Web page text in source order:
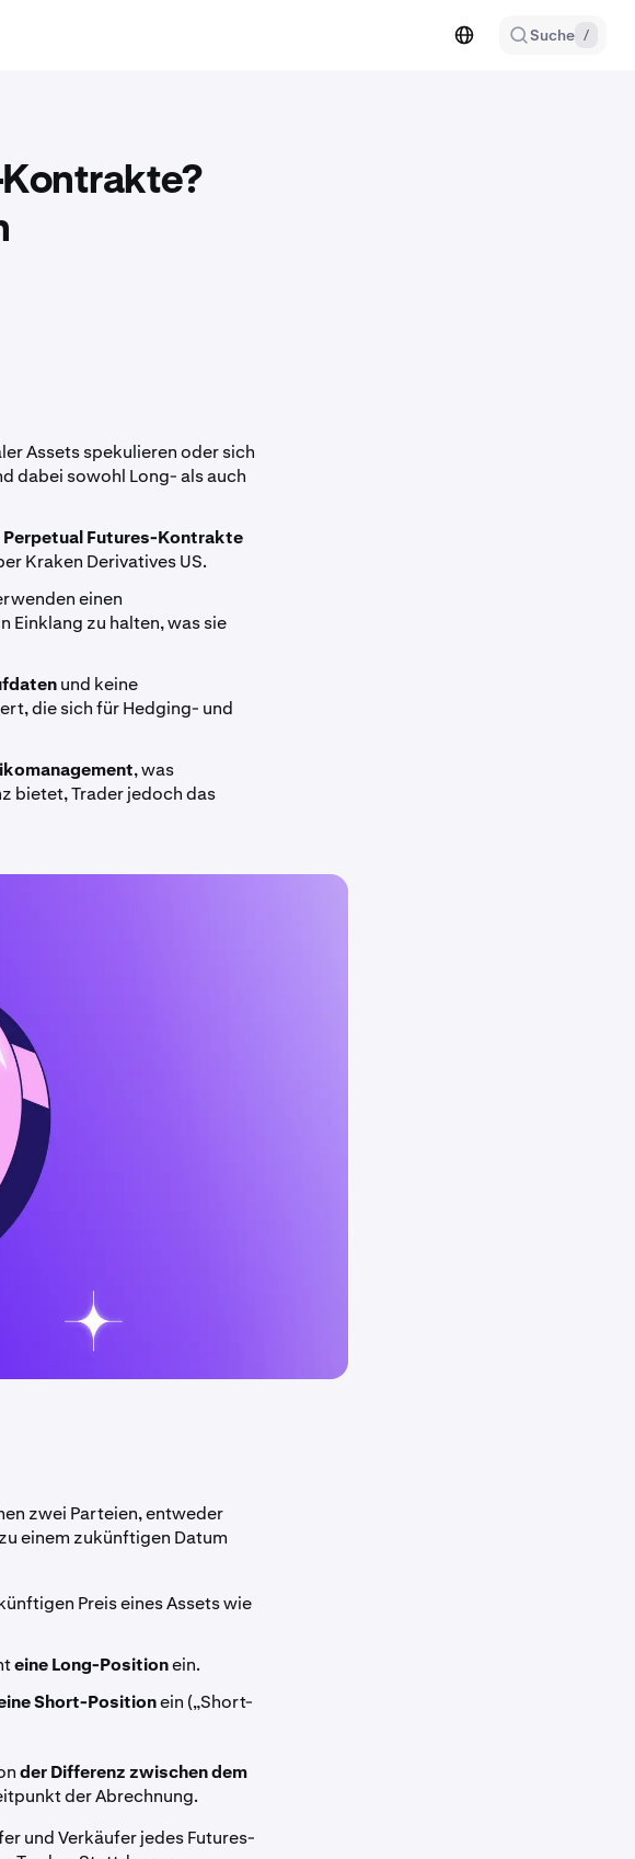
Suche /
Assets spekulieren oder sich
dabei sowohl Long- als auch
Perpetual Futures-Kontrakte
Kraken Derivatives US.
einen
Einklang zu halten, was sie
und keine
die sich für Hedging- und
, was
bietet, Trader jedoch das
zwei Parteien, entweder
einem zukünftigen Datum
Preis eines Assets wie
eine Long-Positionein.
Short-Positionein („Short-
der Differenz zwischen dem
der Abrechnung.
und Verkäufer jedes Futures-